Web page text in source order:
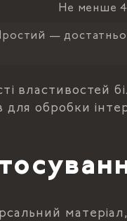
Не менше
Простий —
властивостей
для обробки